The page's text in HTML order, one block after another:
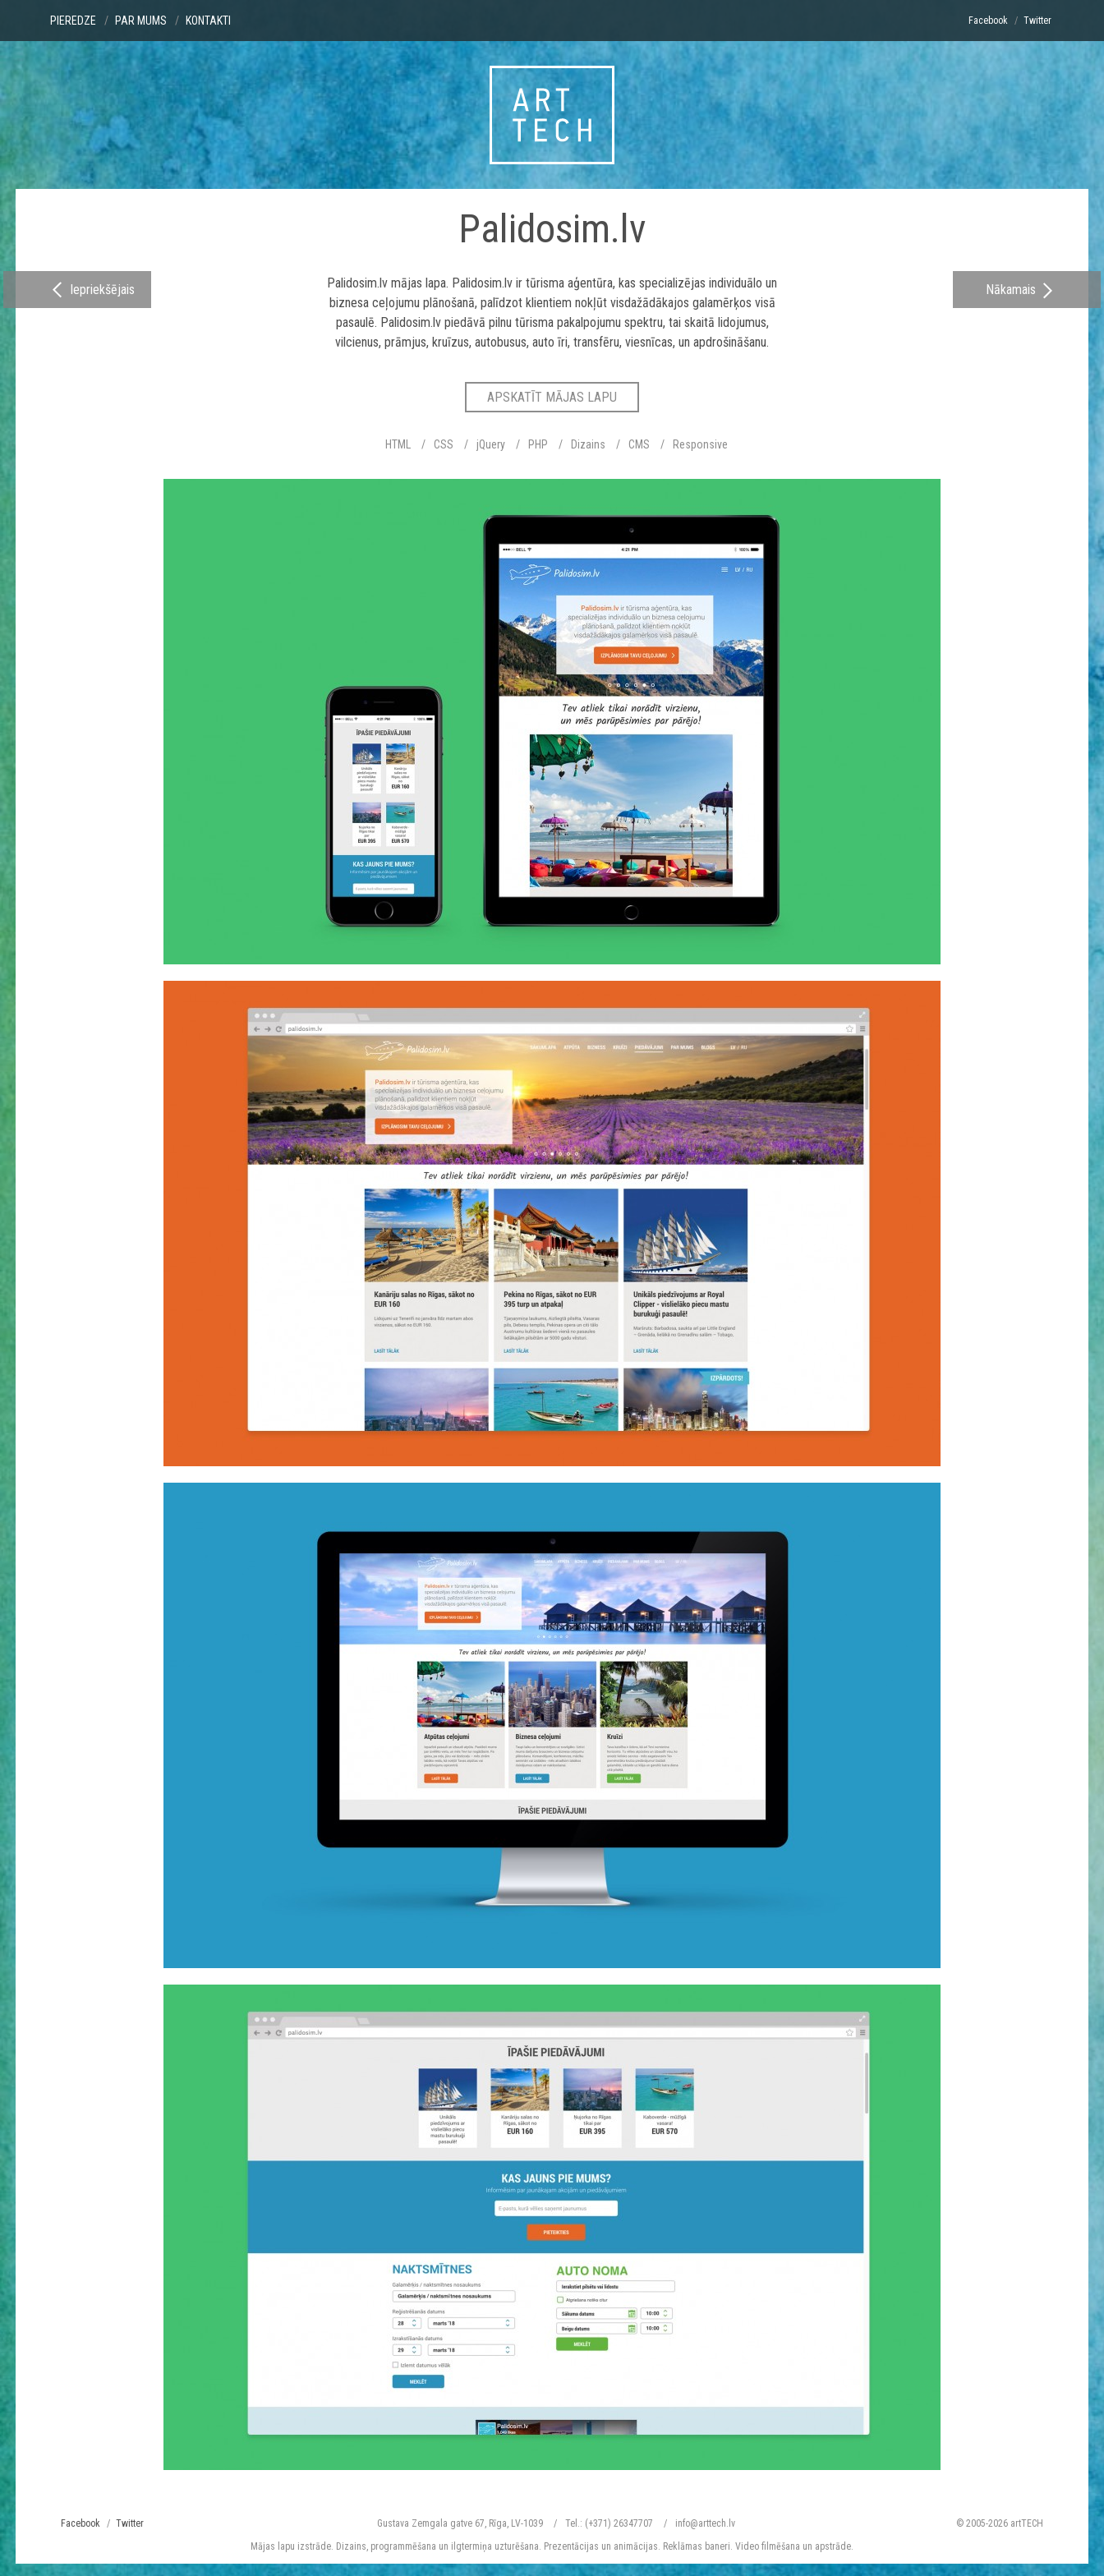
Facebook Twitter
PIEREDZE PAR MUMS KONTAKTI
Iepriekšējais Nākamais
Palidosim.lv
Palidosim.lv mājas lapa. Palidosim.lv ir tūrisma aģentūra, kas specializējas individuālo un
biznesa ceļojumu plānošanā, palīdzot klientiem nokļūt visdažādākajos galamērķos visā
pasaulē. Palidosim.lv piedāvā pilnu tūrisma pakalpojumu spektru, tai skaitā lidojumus,
vilcienus, prāmjus, kruīzus, autobusus, auto īri, transfēru, viesnīcas, un apdrošināšanu.
APSKATĪT MĀJAS LAPU
HTML CSS jQuery PHP Dizains CMS Responsive
© 2005-2026 artTECH
Facebook Twitter Gustava Zemgala gatve 67, Rīga, LV-1039 Tel.: (+371) 26347707
info@arttech.lv
Mājas lapu izstrāde. Dizains, programmēšana un ilgtermiņa uzturēšana. Prezentācijas un animācijas. Reklāmas baneri. Video filmēšana un apstrāde.